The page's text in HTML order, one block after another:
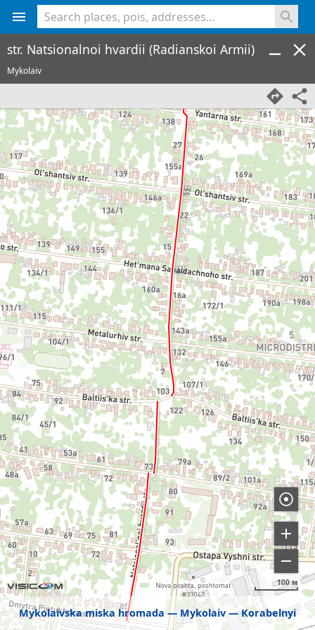
Mykolaivska miska hromada Mykolaiv Korabelnyi
100 м
str. Natsionalnoi hvardii (Radianskoi Armii)
Mykolaiv
<% console.log(hcard) %>